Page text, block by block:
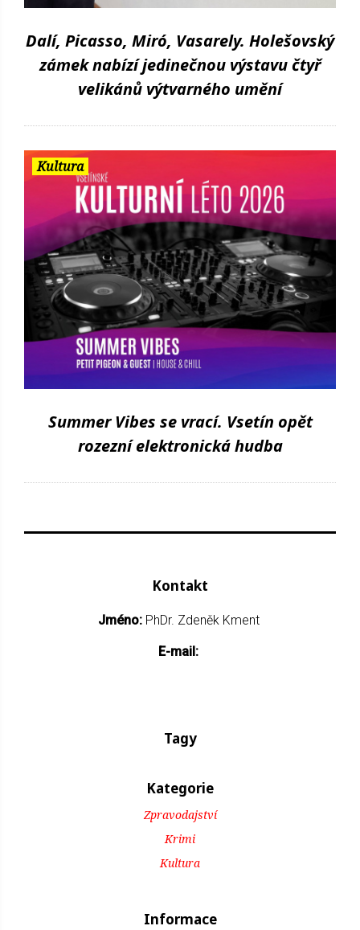
Dalí, Picasso, Miró, Vasarely. Holešovský
zámek nabízí jedinečnou výstavu čtyř
velikánů výtvarného umění
Kultura
Summer Vibes se vrací. Vsetín opět
rozezní elektronická hudba
Kontakt
Jméno: PhDr. Zdeněk Kment
E-mail:
Tagy
Kategorie
Zpravodajství
Krimi
Kultura
Informace